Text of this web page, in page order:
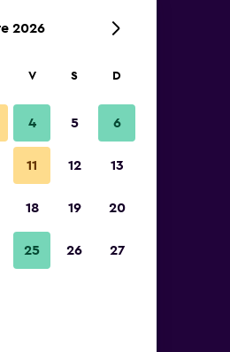
2026
V S D
4 5 6
11 12 13
18 19 20
25 26 27